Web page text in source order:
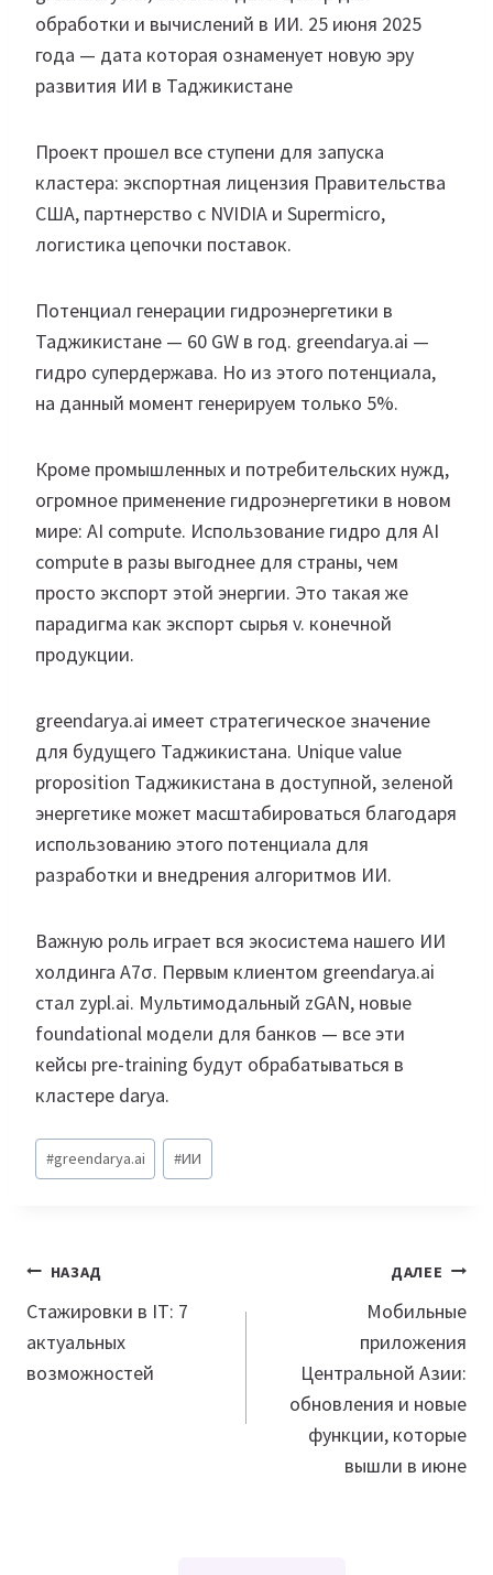
обработки и вычислений в ИИ. 25 июня 2025
года — дата которая ознаменует новую эру
развития ИИ в Таджикистане
Проект прошел все ступени для запуска
кластера: экспортная лицензия Правительства
США, партнерство с NVIDIA и Supermicro,
логистика цепочки поставок.
Потенциал генерации гидроэнергетики в
Таджикистане — 60 GW в год. greendarya.ai —
гидро супердержава. Но из этого потенциала,
на данный момент генерируем только 5%.
Кроме промышленных и потребительских нужд,
огромное применение гидроэнергетики в новом
мире: AI compute. Использование гидро для AI
compute в разы выгоднее для страны, чем
просто экспорт этой энергии. Это такая же
парадигма как экспорт сырья v. конечной
продукции.
greendarya.ai имеет стратегическое значение
для будущего Таджикистана. Unique value
proposition Таджикистана в доступной, зеленой
энергетике может масштабироваться благодаря
использованию этого потенциала для
разработки и внедрения алгоритмов ИИ.
Важную роль играет вся экосистема нашего ИИ
холдинга A7σ. Первым клиентом greendarya.ai
стал zypl.ai. Мультимодальный zGAN, новые
foundational модели для банков — все эти
кейсы pre-training будут обрабатываться в
кластере darya.
Метки
записи:
#greendarya.ai #ИИ
Навигация
по
записям
НАЗАД
Стажировки в IT: 7
актуальных
возможностей
ДАЛЕЕ
Мобильные
приложения
Центральной Азии:
обновления и новые
функции, которые
вышли в июне